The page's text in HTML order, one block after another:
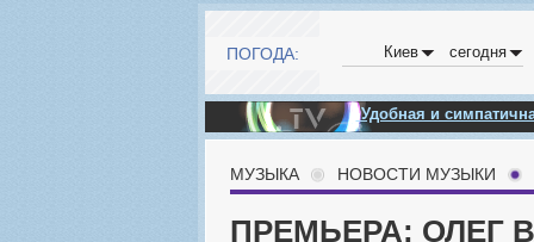
ПОГОДА: Киев сегодня
Удобная и
МУЗЫКА НОВОСТИ МУЗЫКИ
ПРЕМЬЕРА: ОЛЕГ